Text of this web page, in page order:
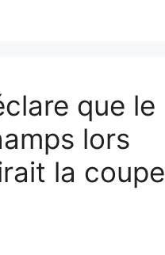
que le
lors
la coupe